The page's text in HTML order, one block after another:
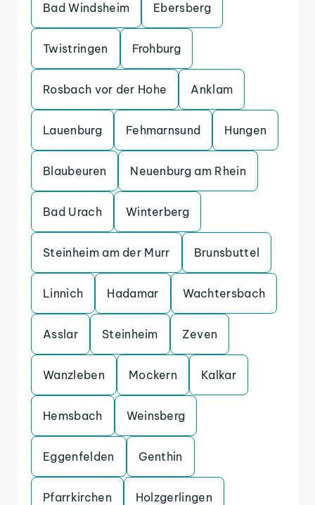
Bad Windsheim Ebersberg
Twistringen Frohburg
Rosbach vor der Hohe Anklam
Lauenburg Fehmarnsund Hungen
Blaubeuren Neuenburg am Rhein
Bad Urach Winterberg
Steinheim am der Murr Brunsbuttel
Linnich Hadamar Wachtersbach
Asslar Steinheim Zeven
Wanzleben Mockern Kalkar
Hemsbach Weinsberg
Eggenfelden Genthin
Pfarrkirchen Holzgerlingen